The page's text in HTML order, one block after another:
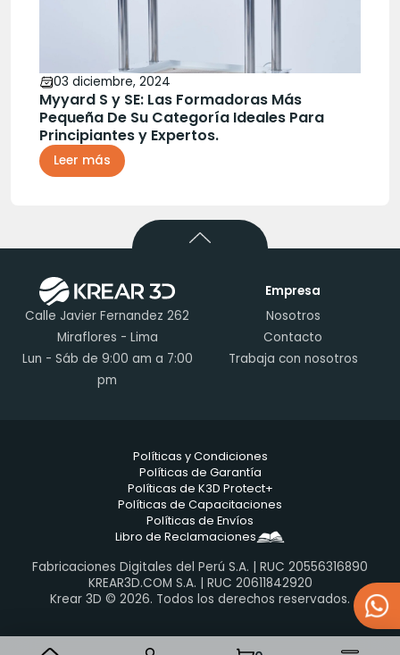
03 diciembre, 2024
Myyard S y SE: Las Formadoras Más
Pequeña De Su Categoría Ideales Para
Principiantes y Expertos.
Leer más
Calle Javier Fernandez 262
Miraflores - Lima
Lun - Sáb de 9:00 am a 7:00
pm
Empresa
Nosotros
Contacto
Trabaja con nosotros
Políticas y Condiciones
Políticas de Garantía
Políticas de K3D Protect+
Políticas de Capacitaciones
Políticas de Envíos
Libro de Reclamaciones
Fabricaciones Digitales del Perú S.A. | RUC 20556316890
KREAR3D.COM S.A. | RUC 20611842920
Krear 3D © 2026. Todos los derechos reservados.